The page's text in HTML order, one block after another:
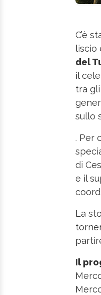
C’è
liscio
del
il
tra gli
sullo
. Per
di
e il
La
Il